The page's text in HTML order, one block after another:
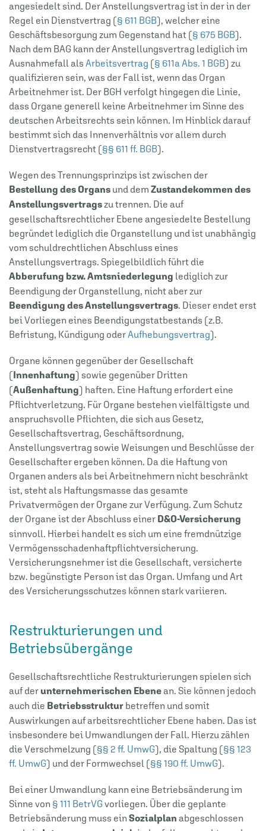
angesiedelt sind. Der Anstellungsvertrag ist in der in der
Regel ein Dienstvertrag (§ 611 BGB), welcher eine
Geschäftsbesorgung zum Gegenstand hat (§ 675 BGB).
Nach dem BAG kann der Anstellungsvertrag lediglich im
Ausnahmefall als Arbeitsvertrag (§ 611a Abs. 1 BGB) zu
qualifizieren sein, was der Fall ist, wenn das Organ
Arbeitnehmer ist. Der BGH verfolgt hingegen die Linie,
dass Organe generell keine Arbeitnehmer im Sinne des
deutschen Arbeitsrechts sein können. Im Hinblick darauf
bestimmt sich das Innenverhältnis vor allem durch
Dienstvertragsrecht (§§ 611 ff. BGB).
Wegen des Trennungsprinzips ist zwischen der
Bestellung des Organs und dem Zustandekommen des
Anstellungsvertragszu trennen. Die auf
gesellschaftsrechtlicher Ebene angesiedelte Bestellung
begründet lediglich die Organstellung und ist unabhängig
vom schuldrechtlichen Abschluss eines
Anstellungsvertrags. Spiegelbildlich führt die
Abberufung bzw. Amtsniederlegung lediglich zur
Beendigung der Organstellung, nicht aber zur
Beendigung des Anstellungsvertrags. Dieser endet erst
bei Vorliegen eines Beendigungstatbestands (z.B.
Befristung, Kündigung oderAufhebungsvertrag).
Organe können gegenüber der Gesellschaft
(Innenhaftung) sowie gegenüber Dritten
(Außenhaftung) haften. Eine Haftung erfordert eine
Pflichtverletzung. Für Organe bestehen vielfältigste und
anspruchsvolle Pflichten, die sich aus Gesetz,
Gesellschaftsvertrag, Geschäftsordnung,
Anstellungsvertrag sowie Weisungen und Beschlüsse der
Gesellschafter ergeben können. Da die Haftung von
Organen anders als bei Arbeitnehmern nicht beschränkt
ist, steht als Haftungsmasse das gesamte
Privatvermögen der Organe zur Verfügung. Zum Schutz
der Organe ist der Abschluss einer D&O-Versicherung
sinnvoll. Hierbei handelt es sich um eine fremdnützige
Vermögensschadenhaftpflichtversicherung.
Versicherungsnehmer ist die Gesellschaft, versicherte
bzw. begünstigte Person ist das Organ. Umfang und Art
des Versicherungsschutzes können stark variieren.
Restrukturierungen und
Betriebsübergänge
Gesellschaftsrechtliche Restrukturierungen spielen sich
auf der unternehmerischen Ebenean. Sie können jedoch
auch die Betriebsstruktur betreffen und somit
Auswirkungen auf arbeitsrechtlicher Ebene haben. Das ist
insbesondere bei Umwandlungen der Fall. Hierzu zählen
die Verschmelzung (§§ 2 ff. UmwG), die Spaltung (§§ 123
ff. UmwG) und der Formwechsel (§§ 190 ff. UmwG).
Bei einer Umwandlung kann eine Betriebsänderung im
Sinne von § 111 BetrVGvorliegen. Über die geplante
Betriebsänderung muss ein Sozialplan abgeschlossen